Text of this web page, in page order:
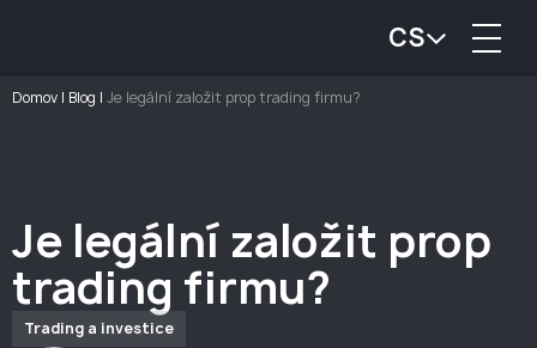
CS
Domov | Blog | Je legální založit prop trading firmu?
Je legální založit prop
trading firmu?
Trading a investice